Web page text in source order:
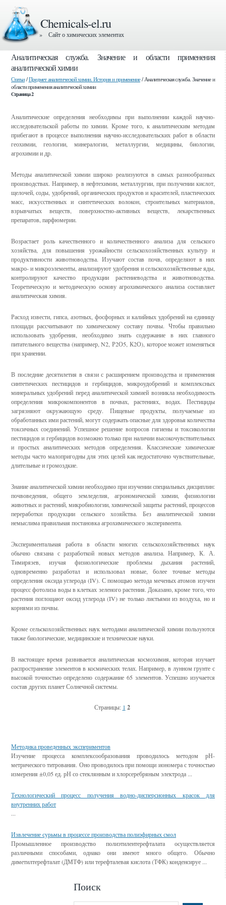
Chemicals-el.ru
» Сайт о химических элементах
Аналитическая служба. Значение и области применения
аналитической химии
Статьи/Предмет аналитической химии. История и применение/ Аналитическая служба. Значение и
области применения аналитической химии
Страница 2
Аналитические определения необходимы при выполнении каждой научно-
исследовательской работы по химии. Кроме того, к аналитическим методам
прибегают в процессе выполнения научно-исследовательских работ в области
геохимии, геологии, минералогии, металлургии, медицины, биологии,
агрохимии и др.
Методы аналитической химии широко реализуются в самых разнообразных
производствах. Например, в нефтехимии, металлургии, при получении кислот,
щелочей, соды, удобрений, органических продуктов и красителей, пластических
масс, искусственных и синтетических волокон, строительных материалов,
взрывчатых веществ, поверхностно-активных веществ, лекарственных
препаратов, парфюмерии.
Возрастает роль качественного и количественного анализа для сельского
хозяйства, для повышения урожайности сельскохозяйствен­ных культур и
продуктивности животноводства. Изучают состав почв, определяют в них
макро- и микроэлементы, анализируют удобрения и сельскохозяйственные яды,
контролируют качество продукции расте­ниеводства и животноводства.
Теоретическую и методическую основу агрохимического анализа составляет
аналитическая химия.
Расход извести, гипса, азотных, фосфорных и калийных удобрений на единицу
площади рассчитывают по химическому составу почвы. Чтобы правильно
использовать удобрения, необходимо знать содержа­ние в них главного
питательного вещества (например, N2, Р2О5, К2О), которое может изменяться
при хранении.
В последние десятилетия в связи с расширением производства и применения
синтетических пестицидов и гербицидов, микроудобрений и комплексных
минеральных удобрений перед аналитической химией возникла необходимость
определения микрокомпонентов в почвах, растениях, водах. Пестициды
загрязняют окружающую среду. Пище­вые продукты, получаемые из
обработанных ими растений, могут содержать опасные для здоровья количества
токсичных соединений. Успешное решение вопросов гигиены и токсикологии
пестицидов и гербицидов возможно только при наличии высокочувствительных
и простых аналитических методов определения. Классические химичес­кие
методы часто малопригодны для этих целей как недостаточно чувствительные,
длительные и громоздкие.
Знание аналитической химии необходимо при изучении специаль­ных дисциплин:
почвоведения, общего земледелия, агрономической химии, физиологии
животных и растений, микробиологии, химической защиты растений, процессов
переработки продукции сельского хозяй­ства. Без аналитической химии
немыслима правильная постановка агрохимического эксперимента.
Экспериментальная работа в области многих сельскохозяйственных наук
обычно связана с разработкой новых методов анализа. Например, К. А.
Тимирязев, изучая физиологические проблемы дыхания расте­ний,
одновременно разработал и использовал новые, более точные методы
определения оксида углерода (IV). С помощью метода мече­ных атомов изучен
процесс фотолиза воды в клетках зеленого расте­ния. Доказано, кроме того, что
растения поглощают оксид углерода (IV) не только листьями из воздуха, но и
корнями из почвы.
Кроме сельскохозяйственных наук методами аналитической хи­мии пользуются
также биологические, медицинские и технические науки.
В настоящее время развивается аналитическая космохимия, кото­рая изучает
распространение элементов в космических телах. Напри­мер, в лунном грунте с
высокой точностью определено содержание 65 элементов. Успешно изучается
состав других планет Солнечной систе­мы.
Страницы: 1 2
Методика проведенных экспериментов
Изучение процесса комплексообразования проводилось методом рН-
метрического титрования. Оно проводилось при помощи иономера с точностью
измерения ±0,05 ед. рН со стеклянным и хлорсеребряным электрода ...
Технологический процесс получения водно-дисперсионных красок для
внутренних работ
...
Извлечение сурьмы в процессе производства полиэфирных смол
Промышленное производство полиэтилентерефталата осуществляется
различными способами, однако они имеют много общего. Обычно
диметилтерефталат (ДМТФ) или терефталевая кислота (ТФК) конденсируе ...
Поиск